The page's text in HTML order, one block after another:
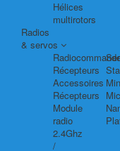
Hélices
multirotors
Radios
& servos
Récepteurs
Accessoires
Récepteurs
Module
radio
2.4Ghz
/